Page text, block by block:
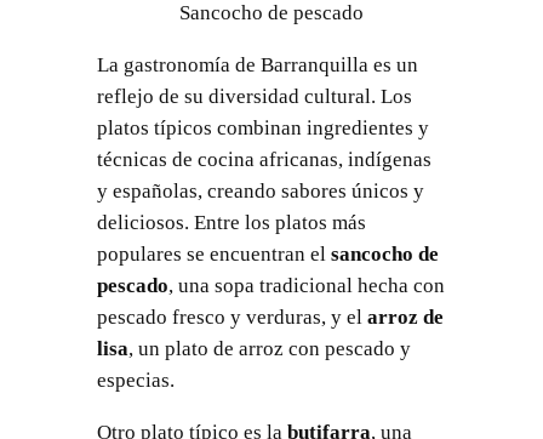
Sancocho de pescado
La gastronomía de Barranquilla es un
reflejo de su diversidad cultural. Los
platos típicos combinan ingredientes y
técnicas de cocina africanas, indígenas
y españolas, creando sabores únicos y
deliciosos. Entre los platos más
populares se encuentran el sancocho de
pescado, una sopa tradicional hecha con
pescado fresco y verduras, y el arroz de
lisa, un plato de arroz con pescado y
especias.
Otro plato típico es la butifarra, una